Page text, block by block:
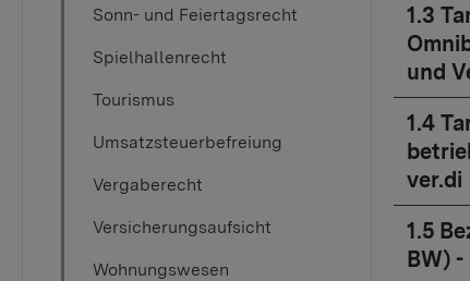
Sonn- und Feiertagsrecht
Spielhallenrecht
Tourismus
Umsatzsteuerbefreiung
Vergaberecht
Versicherungsaufsicht
Wohnungswesen
1.3
und
1​.4
ver.di
1.5
BW) -